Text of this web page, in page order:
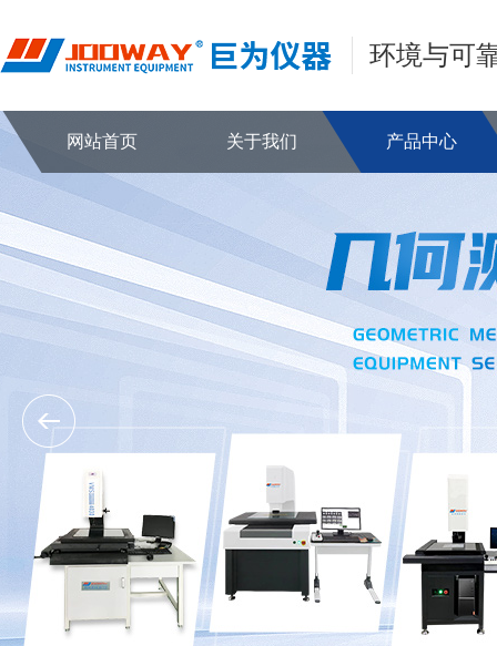
环境与可
网站首页 关于我们 产品中心